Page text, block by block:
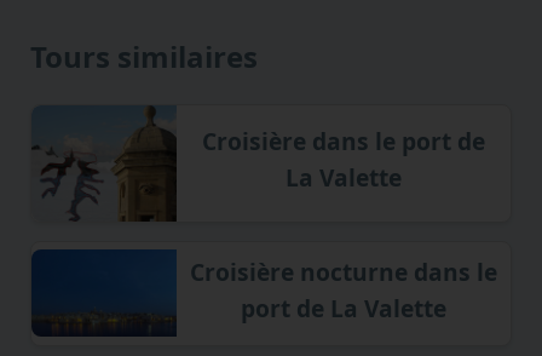
Tours similaires
Croisière dans le port de
La Valette
Croisière nocturne dans le
port de La Valette